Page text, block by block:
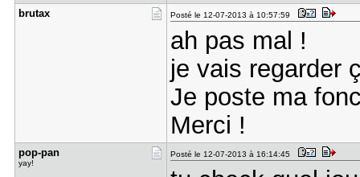
brutax Posté le 12-07-2013 à 10:57:59
ah pas mal !
je vais regarder
Je poste ma
Merci !
pop-pan
yay!
Posté le 12-07-2013 à 16:14:45